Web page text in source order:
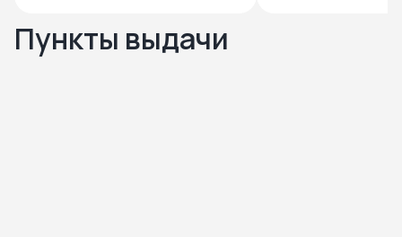
Пункты выдачи
Нажмите чтобы посмотреть карту